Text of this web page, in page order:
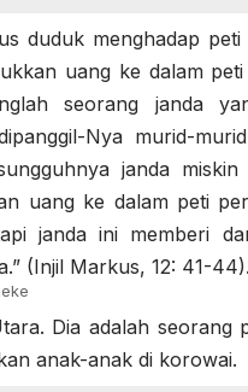
duduk menghadap
uang ke dalam
seorang janda
Nya murid-
janda
uang ke dalam peti
janda ini memberi
(Injil Markus, 12: 41-44).
Dia adalah seorang
anak-anak di korowai.